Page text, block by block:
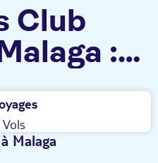
Club
:
tout
!
Vols
Malaga